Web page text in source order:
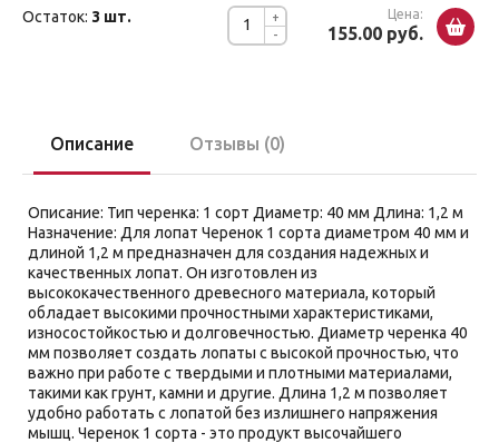
-
+ Цена:
155.00 руб.
Остаток: 3 шт.
Описание Отзывы (0)
Описание: Тип черенка: 1 сорт Диаметр: 40 мм Длина: 1,2 м
Назначение: Для лопат Черенок 1 сорта диаметром 40 мм и
длиной 1,2 м предназначен для создания надежных и
качественных лопат. Он изготовлен из
высококачественного древесного материала, который
обладает высокими прочностными характеристиками,
износостойкостью и долговечностью. Диаметр черенка 40
мм позволяет создать лопаты с высокой прочностью, что
важно при работе с твердыми и плотными материалами,
такими как грунт, камни и другие. Длина 1,2 м позволяет
удобно работать с лопатой без излишнего напряжения
мышц. Черенок 1 сорта - это продукт высочайшего